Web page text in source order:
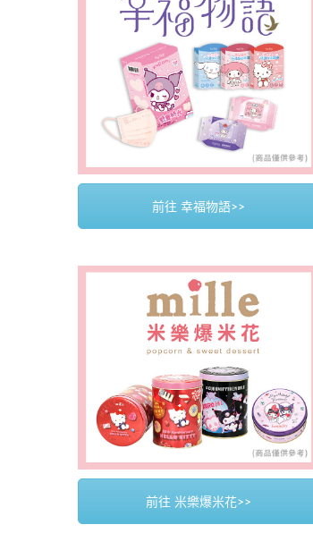
前往 幸福物語>>
前往 米樂爆米花>>